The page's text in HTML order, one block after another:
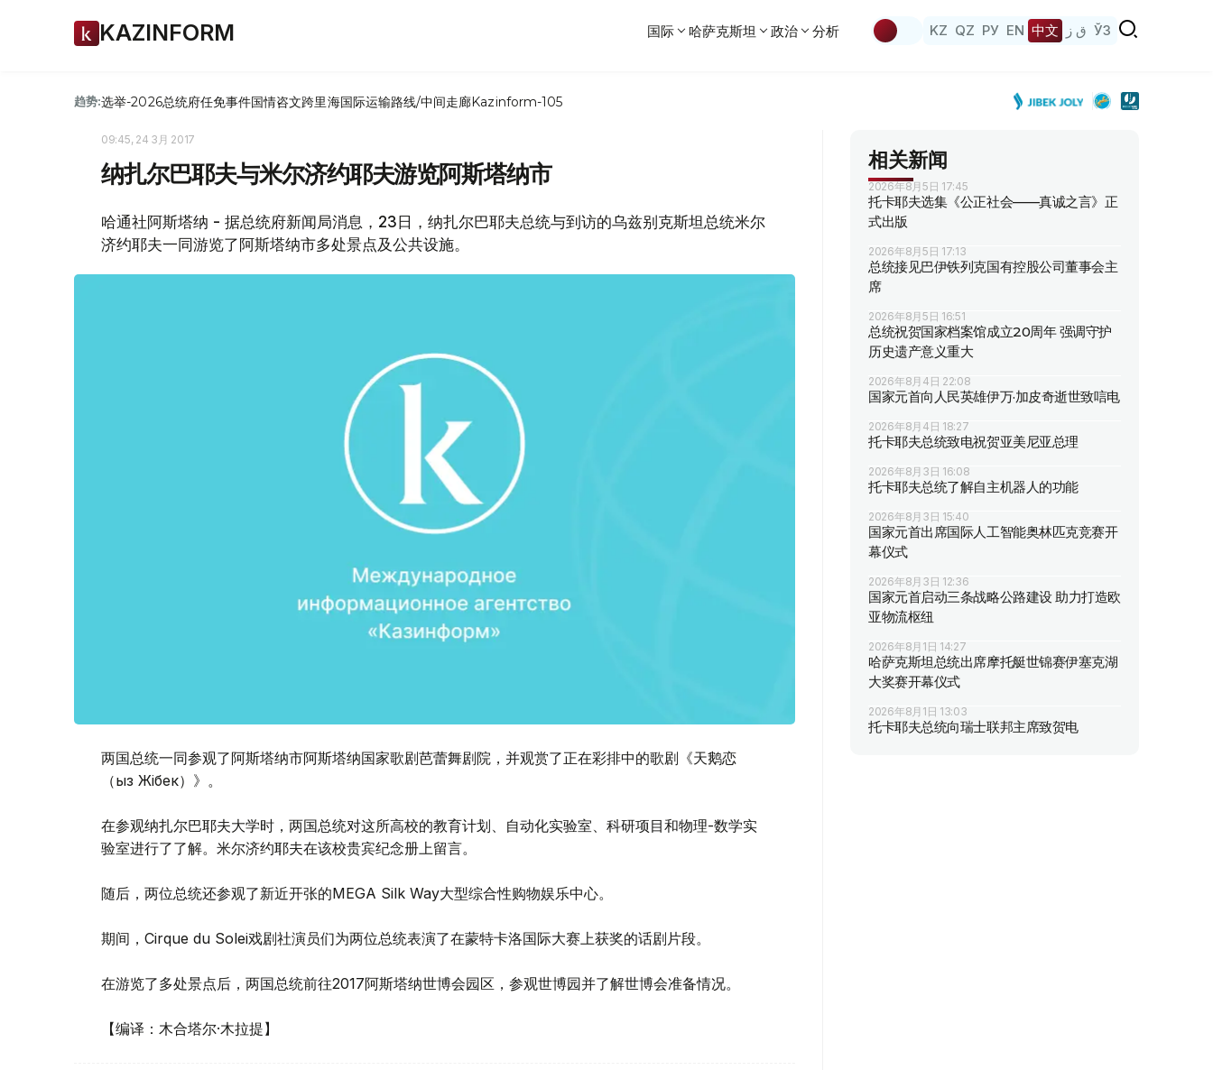
KAZINFORM 国际 哈萨克斯坦 政治 分析 KZ QZ РУ EN 中文 ق ز ЎЗ
趋势:选举-2026总统府任免事件国情咨文跨里海国际运输路线/中间走廊Kazinform-105
09:45, 24 3月 2017
纳扎尔巴耶夫与米尔济约耶夫游览阿斯塔纳市
哈通社阿斯塔纳 - 据总统府新闻局消息，23日，纳扎尔巴耶夫总统与到访的乌兹别克斯坦总统米尔
济约耶夫一同游览了阿斯塔纳市多处景点及公共设施。
两国总统一同参观了阿斯塔纳市阿斯塔纳国家歌剧芭蕾舞剧院，并观赏了正在彩排中的歌剧《天鹅恋
（Қыз Жібек）》。
在参观纳扎尔巴耶夫大学时，两国总统对这所高校的教育计划、自动化实验室、科研项目和物理-数学实
验室进行了了解。米尔济约耶夫在该校贵宾纪念册上留言。
随后，两位总统还参观了新近开张的MEGA Silk Way大型综合性购物娱乐中心。
期间，Cirque du Solei戏剧社演员们为两位总统表演了在蒙特卡洛国际大赛上获奖的话剧片段。
在游览了多处景点后，两国总统前往2017阿斯塔纳世博会园区，参观世博园并了解世博会准备情况。
【编译：木合塔尔·木拉提】
相关新闻
2026年8月5日 17:45
托卡耶夫选集《公正社会——真诚之言》正
式出版
2026年8月5日 17:13
总统接见巴伊铁列克国有控股公司董事会主
席
2026年8月5日 16:51
总统祝贺国家档案馆成立20周年 强调守护
历史遗产意义重大
2026年8月4日 22:08
国家元首向人民英雄伊万·加皮奇逝世致唁电
2026年8月4日 18:27
托卡耶夫总统致电祝贺亚美尼亚总理
2026年8月3日 16:08
托卡耶夫总统了解自主机器人的功能
2026年8月3日 15:40
国家元首出席国际人工智能奥林匹克竞赛开
幕仪式
2026年8月3日 12:36
国家元首启动三条战略公路建设 助力打造欧
亚物流枢纽
2026年8月1日 14:27
哈萨克斯坦总统出席摩托艇世锦赛伊塞克湖
大奖赛开幕仪式
2026年8月1日 13:03
托卡耶夫总统向瑞士联邦主席致贺电